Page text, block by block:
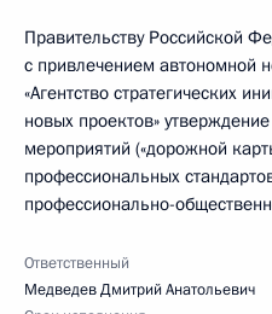
Правительству Российской
с привлечением автономной
«Агентство стратегических
новых проектов»
мероприятий («дорожной
профессиональных
профессионально-
Ответственный
Медведев Дмитрий Анатольевич